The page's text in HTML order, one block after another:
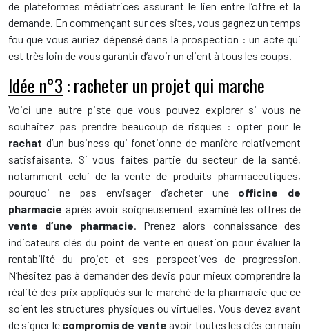
de plateformes médiatrices assurant le lien entre l’offre et la
demande. En commençant sur ces sites, vous gagnez un temps
fou que vous auriez dépensé dans la prospection : un acte qui
est très loin de vous garantir d’avoir un client à tous les coups.
Idée n°3 : racheter un projet qui marche
Voici une autre piste que vous pouvez explorer si vous ne
souhaitez pas prendre beaucoup de risques : opter pour le
rachat d’un business qui fonctionne de manière relativement
satisfaisante. Si vous faites partie du secteur de la santé,
notamment celui de la vente de produits pharmaceutiques,
pourquoi ne pas envisager d’acheter une officine de
pharmacie après avoir soigneusement examiné les offres de
vente d’une pharmacie. Prenez alors connaissance des
indicateurs clés du point de vente en question pour évaluer la
rentabilité du projet et ses perspectives de progression.
N’hésitez pas à demander des devis pour mieux comprendre la
réalité des prix appliqués sur le marché de la pharmacie que ce
soient les structures physiques ou virtuelles. Vous devez avant
de signer le compromis de vente avoir toutes les clés en main